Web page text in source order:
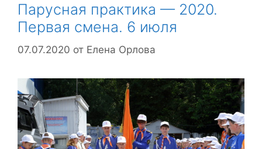
Парусная практика — 2020.
Первая смена. 6 июля
07.07.2020 от Елена Орлова